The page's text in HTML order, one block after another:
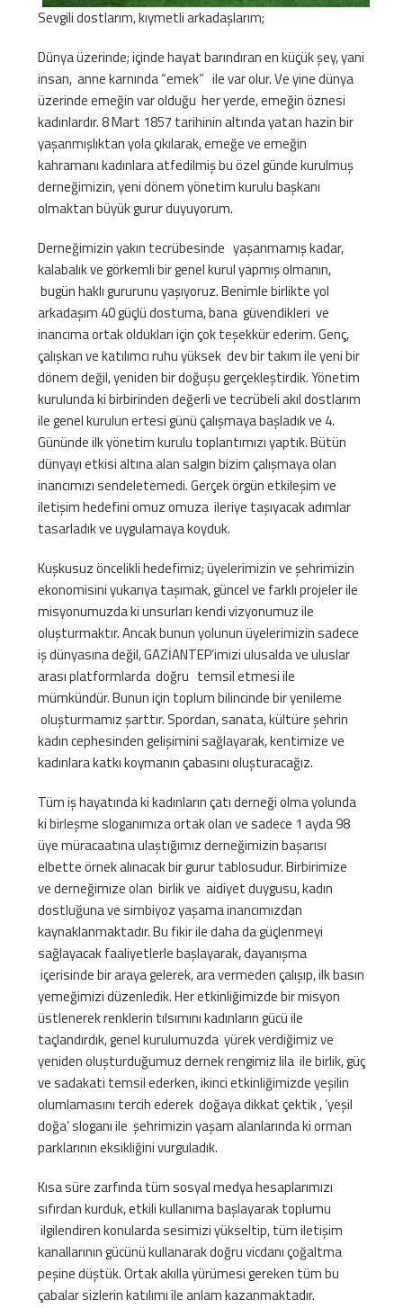
Sevgili dostlarım, kıymetli arkadaşlarım;
Dünya üzerinde; içinde hayat barındıran en küçük şey, yani
insan, anne karnında “emek” ile var olur. Ve yine dünya
üzerinde emeğin var olduğu her yerde, emeğin öznesi
kadınlardır. 8 Mart 1857 tarihinin altında yatan hazin bir
yaşanmışlıktan yola çıkılarak, emeğe ve emeğin
kahramanı kadınlara atfedilmiş bu özel günde kurulmuş
derneğimizin, yeni dönem yönetim kurulu başkanı
olmaktan büyük gurur duyuyorum.
Derneğimizin yakın tecrübesinde yaşanmamış kadar,
kalabalık ve görkemli bir genel kurul yapmış olmanın,
bugün haklı gururunu yaşıyoruz. Benimle birlikte yol
arkadaşım 40 güçlü dostuma, bana güvendikleri ve
inancıma ortak oldukları için çok teşekkür ederim. Genç,
çalışkan ve katılımcı ruhu yüksek dev bir takım ile yeni bir
dönem değil, yeniden bir doğuşu gerçekleştirdik. Yönetim
kurulunda ki birbirinden değerli ve tecrübeli akıl dostlarım
ile genel kurulun ertesi günü çalışmaya başladık ve 4.
Gününde ilk yönetim kurulu toplantımızı yaptık. Bütün
dünyayı etkisi altına alan salgın bizim çalışmaya olan
inancımızı sendeletemedi. Gerçek örgün etkileşim ve
iletişim hedefini omuz omuza ileriye taşıyacak adımlar
tasarladık ve uygulamaya koyduk.
Kuşkusuz öncelikli hedefimiz; üyelerimizin ve şehrimizin
ekonomisini yukarıya taşımak, güncel ve farklı projeler ile
misyonumuzda ki unsurları kendi vizyonumuz ile
oluşturmaktır. Ancak bunun yolunun üyelerimizin sadece
iş dünyasına değil, GAZİANTEP’imizi ulusalda ve uluslar
arası platformlarda doğru temsil etmesi ile
mümkündür. Bunun için toplum bilincinde bir yenileme
oluşturmamız şarttır. Spordan, sanata, kültüre şehrin
kadın cephesinden gelişimini sağlayarak, kentimize ve
kadınlara katkı koymanın çabasını oluşturacağız.
Tüm iş hayatında ki kadınların çatı derneği olma yolunda
ki birleşme sloganımıza ortak olan ve sadece 1 ayda 98
üye müracaatına ulaştığımız derneğimizin başarısı
elbette örnek alınacak bir gurur tablosudur. Birbirimize
ve derneğimize olan birlik ve aidiyet duygusu, kadın
dostluğuna ve simbiyoz yaşama inancımızdan
kaynaklanmaktadır. Bu fikir ile daha da güçlenmeyi
sağlayacak faaliyetlerle başlayarak, dayanışma
içerisinde bir araya gelerek, ara vermeden çalışıp, ilk basın
yemeğimizi düzenledik. Her etkinliğimizde bir misyon
üstlenerek renklerin tılsımını kadınların gücü ile
taçlandırdık, genel kurulumuzda yürek verdiğimiz ve
yeniden oluşturduğumuz dernek rengimiz lila ile birlik, güç
ve sadakati temsil ederken, ikinci etkinliğimizde yeşilin
olumlamasını tercih ederek doğaya dikkat çektik , ‘yeşil
doğa’ sloganı ile şehrimizin yaşam alanlarında ki orman
parklarının eksikliğini vurguladık.
Kısa süre zarfında tüm sosyal medya hesaplarımızı
sıfırdan kurduk, etkili kullanıma başlayarak toplumu
ilgilendiren konularda sesimizi yükseltip, tüm iletişim
kanallarının gücünü kullanarak doğru vicdanı çoğaltma
peşine düştük. Ortak akılla yürümesi gereken tüm bu
çabalar sizlerin katılımı ile anlam kazanmaktadır.